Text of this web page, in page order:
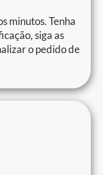
minutos. Tenha
siga as
o pedido de